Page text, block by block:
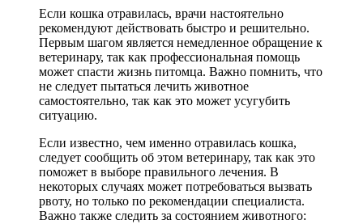
Если кошка отравилась, врачи настоятельно
рекомендуют действовать быстро и решительно.
Первым шагом является немедленное обращение к
ветеринару, так как профессиональная помощь
может спасти жизнь питомца. Важно помнить, что
не следует пытаться лечить животное
самостоятельно, так как это может усугубить
ситуацию.
Если известно, чем именно отравилась кошка,
следует сообщить об этом ветеринару, так как это
поможет в выборе правильного лечения. В
некоторых случаях может потребоваться вызвать
рвоту, но только по рекомендации специалиста.
Важно также следить за состоянием животного: